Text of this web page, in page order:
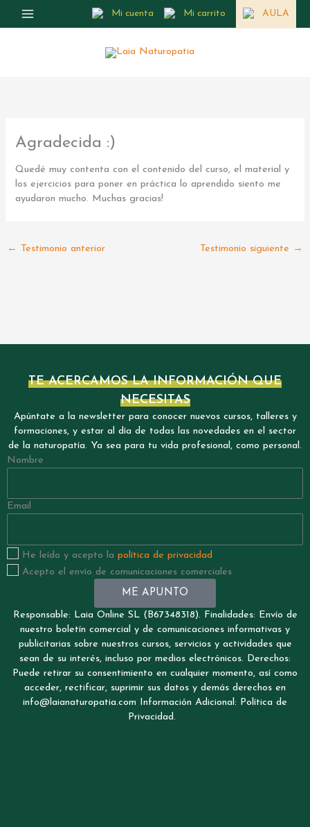
Mi cuenta Mi carrito AULA
Agradecida :)
Quedé muy contenta con el contenido del curso, el material y
los ejercicios para poner en práctica lo aprendido siento me
ayudaron mucho. Muchas gracias!
← Testimonio anterior Testimonio siguiente →
TE ACERCAMOS LA INFORMACIÓN QUE
NECESITAS
Apúntate a la newsletter para conocer nuevos cursos, talleres y
formaciones, y estar al día de todas las novedades en el sector
de la naturopatía. Ya sea para tu vida profesional, como personal.
Nombre
Email
He leído y acepto la política de privacidad
Acepto el envío de comunicaciones comerciales
ME APUNTO
Responsable: Laia Online SL (B67348318). Finalidades: Envío de
nuestro boletín comercial y de comunicaciones informativas y
publicitarias sobre nuestros cursos, servicios y actividades que
sean de su interés, incluso por medios electrónicos. Derechos:
Puede retirar su consentimiento en cualquier momento, así como
acceder, rectificar, suprimir sus datos y demás derechos en
info@laianaturopatia.com Información Adicional: Política de
Privacidad.